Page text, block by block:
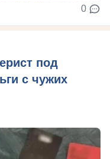
0
под
с чужих